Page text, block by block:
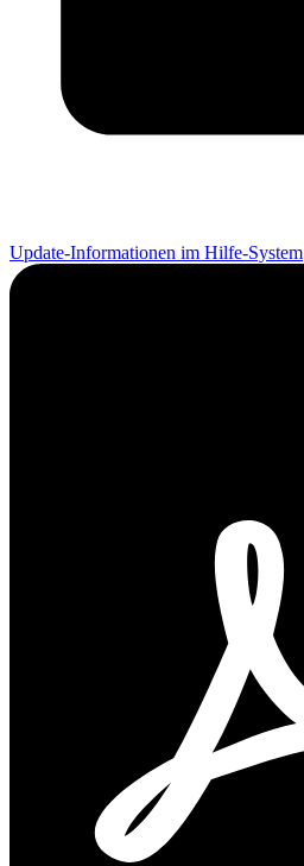
Update-Informationen im Hilfe-System